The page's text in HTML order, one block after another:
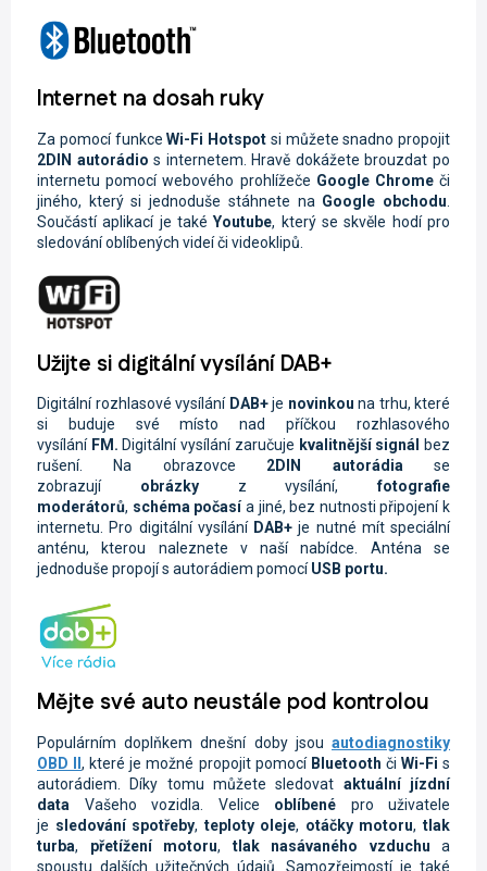
Internet na dosah ruky
Za pomocí funkceWi-Fi Hotspot si můžete snadno propojit
2DIN autorádio s internetem. Hravě dokážete brouzdat po
internetu pomocí webového prohlížeče Google Chromeči
jiného, který si jednoduše stáhnete na Google obchodu
Součástí aplikací je takéYoutube, který se skvěle hodí pro
sledování oblíbených videí či videoklipů.
Užijte si digitální vysílání DAB+
Digitální rozhlasové vysílání DAB+je novinkou na trhu, které
si buduje své místo nad příčkou rozhlasového
vysílání FM. Digitální vysílání zaručuje kvalitnější signál
bez
rušení. Na obrazovce 2DIN autorádiase
zobrazují obrázkyz vysílání,fotografie
moderátorů, schéma počasía jiné, bez nutnosti připojení k
internetu. Pro digitální vysílání DAB+ je nutné mít speciální
anténu, kterou naleznete v naší nabídce. Anténa se
jednoduše propojí s autorádiem pomocíUSB portu.
Mějte své auto neustále pod kontrolou
Populárním doplňkem dnešní doby jsou autodiagnostiky
OBD II, které je možné propojit pomocí Bluetooth či Wi-Fi s
autorádiem. Díky tomu můžete sledovat aktuální jízdní
data Vašeho vozidla. Velice oblíbené pro uživatele
je sledování spotřeby, teploty oleje, otáčky motoru,tlak
turba, přetížení motoru, tlak nasávaného vzduchu a
spoustu dalších užitečných údajů. Samozřejmostí je také